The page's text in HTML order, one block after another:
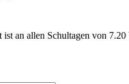
ist an allen Schultagen von